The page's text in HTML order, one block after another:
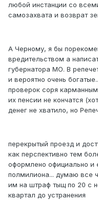
любой инстанции со
самозахвата и возврат
А Черному, я бы
вредительством а
губернатора МО. В
и вероятно очень
проверок соря
их пенсии не кончатся
денег не хватило, но
перекрытый проезд и
как перспективно тем
оформлено официально и
полмилиона... думаю все
им на штраф тыщ по 20 с
квартал до устранения